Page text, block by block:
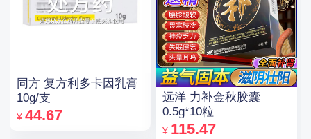
同方 复方利多卡因乳膏
10g/支
¥ 44.67
远洋 力补金秋胶囊
0.5g*10粒
¥ 115.47